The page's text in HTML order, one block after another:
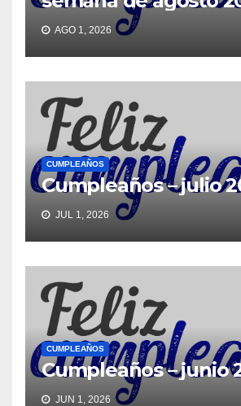
AGO 1, 2026
CUMPLEAÑOS
Cumpleaños – julio
JUL 1, 2026
CUMPLEAÑOS
Cumpleaños – junio
JUN 1, 2026